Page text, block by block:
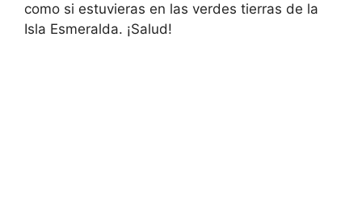
como si estuvieras en las verdes tierras de la
Isla Esmeralda. ¡Salud!